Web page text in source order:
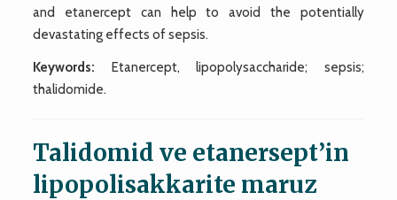
and etanercept can help to avoid the potentially
devastating effects of sepsis.
Keywords: Etanercept, lipopolysaccharide; sepsis;
thalidomide.
Talidomid ve etanersept’in
lipopolisakkarite maruz